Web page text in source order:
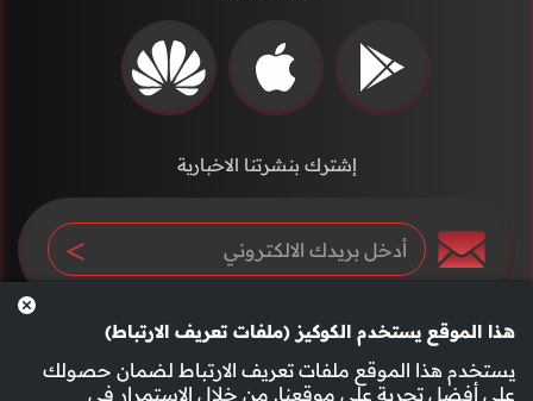
هذا الموقع يستخدم الكوكيز (ملفات تعريف الارتباط)
يستخدم هذا الموقع ملفات تعريف الارتباط لضمان حصولك
على أفضل تجربة على موقعنا. من خلال الاستمرار في
إشترك بنشرتنا الاخبارية